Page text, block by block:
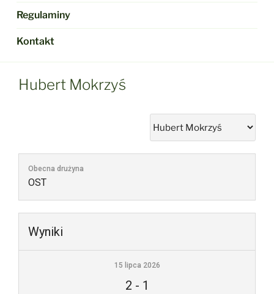
Regulaminy
Kontakt
Hubert Mokrzyś
Obecna drużyna
OST
Wyniki
15 lipca 2026
2 - 1